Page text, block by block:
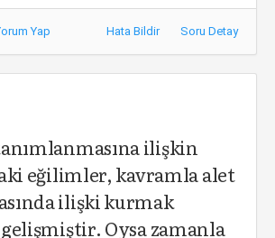
Yap Hata Bildir Soru Detay
ilişkin
eğilimler, kavramla alet
ilişki kurmak
Oysa zamanla